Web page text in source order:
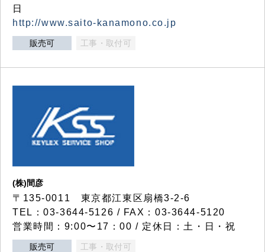
日
http://www.saito-kanamono.co.jp
販売可 工事・取付可
(株)間彦
〒135-0011 東京都江東区扇橋3-2-6
TEL：03-3644-5126 / FAX：03-3644-5120
営業時間：9:00〜17：00 / 定休日：土・日・祝
販売可 工事・取付可